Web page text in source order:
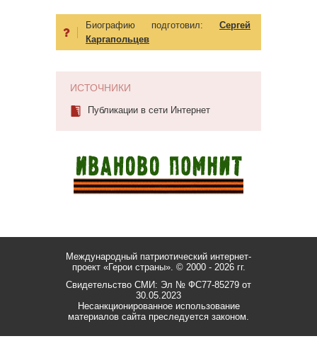
Биографию подготовил: Сергей
Каргапольцев
ИСТОЧНИКИ
Публикации в сети Интернет
Международный патриотический интернет-
проект «Герои страны». © 2000 - 2026 гг.
Свидетельство СМИ: Эл № ФС77-85279 от
30.05.2023
Несанкционированное использование
материалов сайта преследуется законом.